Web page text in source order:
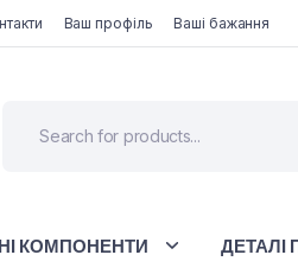
Ваш профіль Ваші бажання
КОМПОНЕНТИ